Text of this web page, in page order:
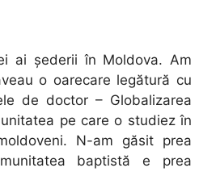
ai șederii în Moldova. Am
o oarecare legătură cu
de doctor – Globalizarea
pe care o studiez în
N-am găsit prea
baptistă e prea